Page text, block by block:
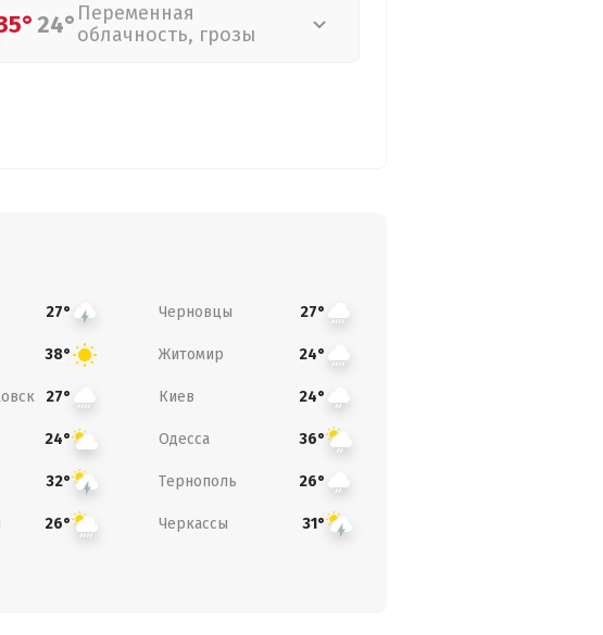
24° Переменная
облачность, грозы
27° Черновцы 27°
38° Житомир 24°
27° Киев 24°
24° Одесса 36°
32° Тернополь 26°
26° Черкассы 31°